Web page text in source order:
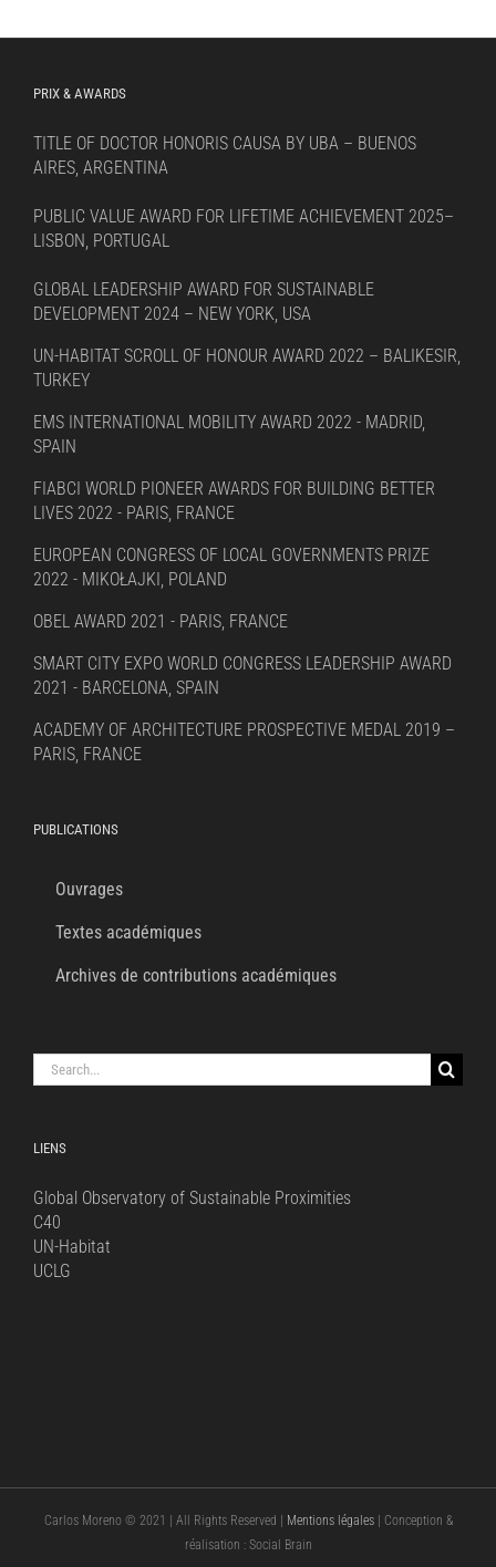
PRIX & AWARDS
TITLE OF DOCTOR HONORIS CAUSA BY UBA – BUENOS
AIRES, ARGENTINA
PUBLIC VALUE AWARD FOR LIFETIME ACHIEVEMENT 2025–
LISBON, PORTUGAL
GLOBAL LEADERSHIP AWARD FOR SUSTAINABLE
DEVELOPMENT 2024 – NEW YORK, USA
UN-HABITAT SCROLL OF HONOUR AWARD 2022 – BALIKESIR,
TURKEY
EMS INTERNATIONAL MOBILITY AWARD 2022 - MADRID,
SPAIN
FIABCI WORLD PIONEER AWARDS FOR BUILDING BETTER
LIVES 2022 - PARIS, FRANCE
EUROPEAN CONGRESS OF LOCAL GOVERNMENTS PRIZE
2022 - MIKOŁAJKI, POLAND
OBEL AWARD 2021 - PARIS, FRANCE
SMART CITY EXPO WORLD CONGRESS LEADERSHIP AWARD
2021 - BARCELONA, SPAIN
ACADEMY OF ARCHITECTURE PROSPECTIVE MEDAL 2019 –
PARIS, FRANCE
PUBLICATIONS
Ouvrages
Textes académiques
Archives de contributions académiques
Search
for:
LIENS
Global Observatory of Sustainable Proximities
C40
UN-Habitat
UCLG
Carlos Moreno © 2021 | All Rights Reserved | Mentions légales| Conception &
réalisation : Social Brain